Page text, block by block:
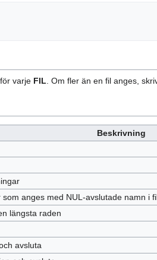
varje FIL . Om fler än en fil anges,
Beskrivning
anges med NUL-avslutade namn i
längsta raden
avsluta